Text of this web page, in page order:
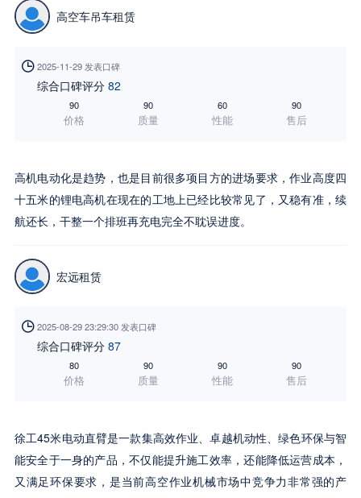
高空车吊车租赁
 2025-11-29 发表口碑
综合口碑评分 82
90
价格
90
质量
60
性能
90
售后
高机电动化是趋势，也是目前很多项目方的进场要求，作业高度四
十五米的锂电高机在现在的工地上已经比较常见了，又稳有准，续
航还长，干整一个排班再充电完全不耽误进度。
宏远租赁
 2025-08-29 23:29:30 发表口碑
综合口碑评分 87
80
价格
90
质量
90
性能
90
售后
徐工45米电动直臂是一款集高效作业、卓越机动性、绿色环保与智
能安全于一身的产品，不仅能提升施工效率，还能降低运营成本，
又满足环保要求，是当前高空作业机械市场中竞争力非常强的产